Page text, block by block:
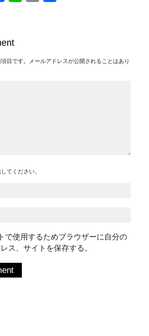
目です。メールアドレスが公開されることはあり
てください。
で使用するためブラウザーに自分の
ス、サイトを保存する。